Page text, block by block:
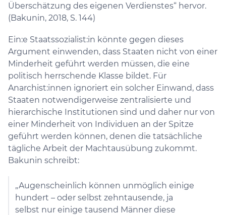
Überschätzung des eigenen Verdienstes“ hervor.
(Bakunin, 2018, S. 144)
Ein:e Staatssozialist:in könnte gegen dieses
Argument einwenden, dass Staaten nicht von einer
Minderheit geführt werden müssen, die eine
politisch herrschende Klasse bildet. Für
Anarchist:innen ignoriert ein solcher Einwand, dass
Staaten notwendigerweise zentralisierte und
hierarchische Institutionen sind und daher nur von
einer Minderheit von Individuen an der Spitze
geführt werden können, denen die tatsächliche
tägliche Arbeit der Machtausübung zukommt.
Bakunin schreibt:
„Augenscheinlich können unmöglich einige
hundert – oder selbst zehntausende, ja
selbst nur einige tausend Männer diese